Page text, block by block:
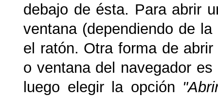
debajo de ésta. Para abrir
ventana (dependiendo de
el ratón. Otra forma de
o ventana del navegador
luego elegir la opción